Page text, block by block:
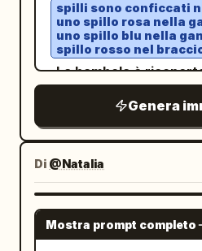
spilli sono conficcati
uno spillo rosa nella
uno spillo blu nella
spillo rosso nel
. La bambola è
un aspetto testurizzato.
Genera
Di @Natalia
Mostra prompt completo